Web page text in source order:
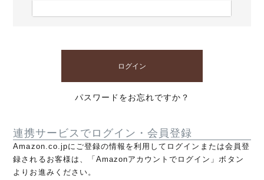
ログイン
パスワードをお忘れですか？
連携サービスでログイン・会員登録
Amazon.co.jpにご登録の情報を利用してログインまたは会員登
録されるお客様は、「Amazonアカウントでログイン」ボタン
よりお進みください。